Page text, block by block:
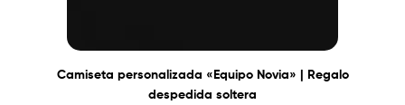
Camiseta personalizada «Equipo Novia» | Regalo
despedida soltera